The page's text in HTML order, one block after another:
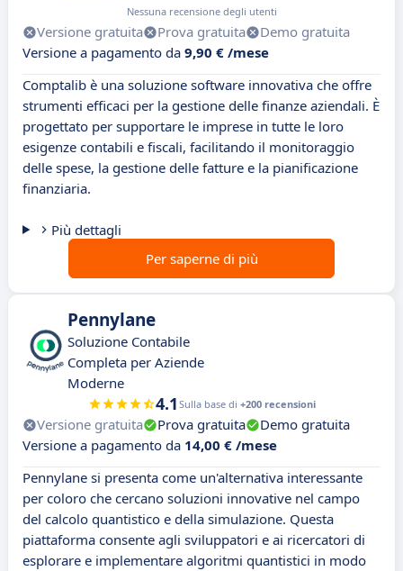
Nessuna recensione degli utenti
Versione gratuita Prova gratuita
Demo gratuita
Versione a pagamento da 9,90 € /mese
Comptalib è una soluzione software innovativa che offre
strumenti efficaci per la gestione delle finanze aziendali. È
progettato per supportare le imprese in tutte le loro
esigenze contabili e fiscali, facilitando il monitoraggio
delle spese, la gestione delle fatture e la pianificazione
finanziaria.
Più dettagli
Per saperne di più
Pennylane
Soluzione Contabile
Completa per Aziende
Moderne
4.1 Sulla base di +200 recensioni
Versione gratuita Prova gratuita
Demo gratuita
Versione a pagamento da 14,00 € /mese
Pennylane si presenta come un'alternativa interessante
per coloro che cercano soluzioni innovative nel campo
del calcolo quantistico e della simulazione. Questa
piattaforma consente agli sviluppatori e ai ricercatori di
esplorare e implementare algoritmi quantistici in modo